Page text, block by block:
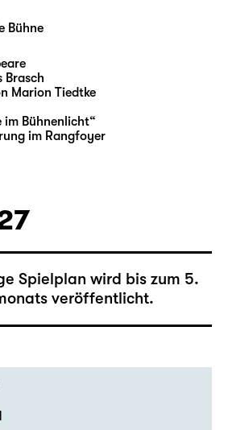
Bühne
Brasch
Marion Tiedtke
Spielplan wird bis zum 5.
veröffentlicht.